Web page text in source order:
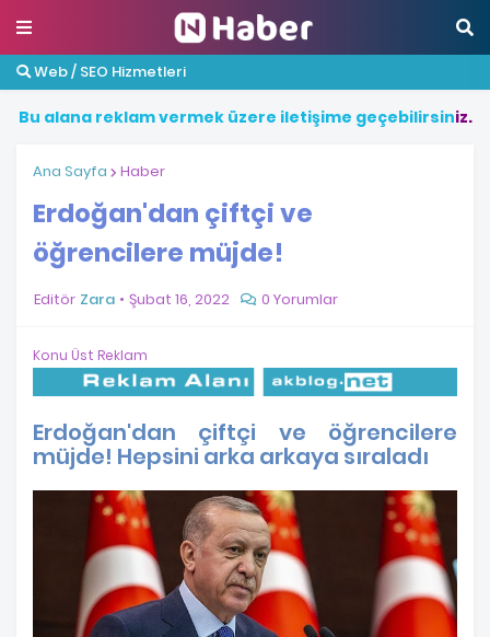
Web / SEO Hizmetleri
Bu alana reklamvermek üzere iletişime geçebilirsiniz.
Ana Sayfa Haber
Erdoğan'dan çiftçi ve
öğrencilere müjde!
Editör Zara Şubat 16, 2022 0 Yorumlar
Konu Üst Reklam
Erdoğan'dan çiftçi ve öğrencilere
müjde! Hepsini arka arkaya sıraladı